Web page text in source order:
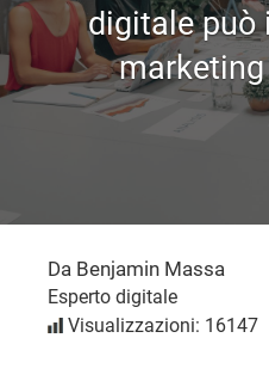
digitale può
Da Benjamin Massa
Esperto digitale
Visualizzazioni: 16147